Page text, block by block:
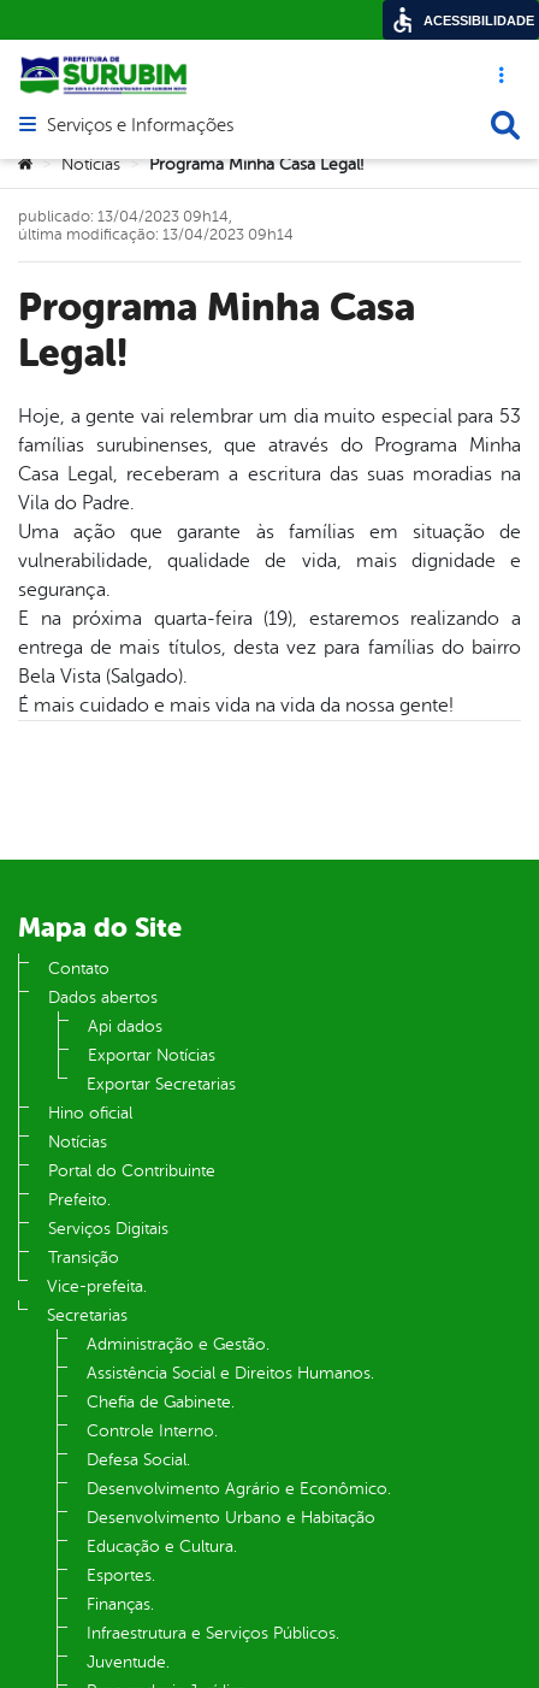
Acesso
Abrir menu principal de navegação
Serviços e Informações
Você está aqui:
> Notícias > Programa Minha Casa Legal!
Programa Minha Casa
Legal!
publicado: 13/04/2023 09h14,
última modificação: 13/04/2023 09h14
Hoje, a gente vai relembrar um dia muito especial para 53
famílias surubinenses, que através do Programa Minha
Casa Legal, receberam a escritura das suas moradias na
Vila do Padre.
Uma ação que garante às famílias em situação de
vulnerabilidade, qualidade de vida, mais dignidade e
segurança.
E na próxima quarta-feira (19), estaremos realizando a
entrega de mais títulos, desta vez para famílias do bairro
Bela Vista (Salgado).
É mais cuidado e mais vida na vida da nossa gente!
Mapa do Site
Contato
Dados abertos
Api dados
Exportar Notícias
Exportar Secretarias
Hino oficial
Notícias
Portal do Contribuinte
Prefeito.
Serviços Digitais
Transição
Vice-prefeita.
Secretarias
Administração e Gestão.
Assistência Social e Direitos Humanos.
Chefia de Gabinete.
Controle Interno.
Defesa Social.
Desenvolvimento Agrário e Econômico.
Desenvolvimento Urbano e Habitação
Educação e Cultura.
Esportes.
Finanças.
Infraestrutura e Serviços Públicos.
Juventude.
ACESSIBILIDADE